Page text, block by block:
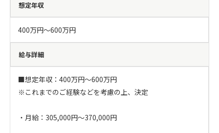
想定年収
400万円〜600万円
給与詳細
■想定年収：400万円～600万円
※これまでのご経験などを考慮の上、決定
・月給：305,000円～370,000円